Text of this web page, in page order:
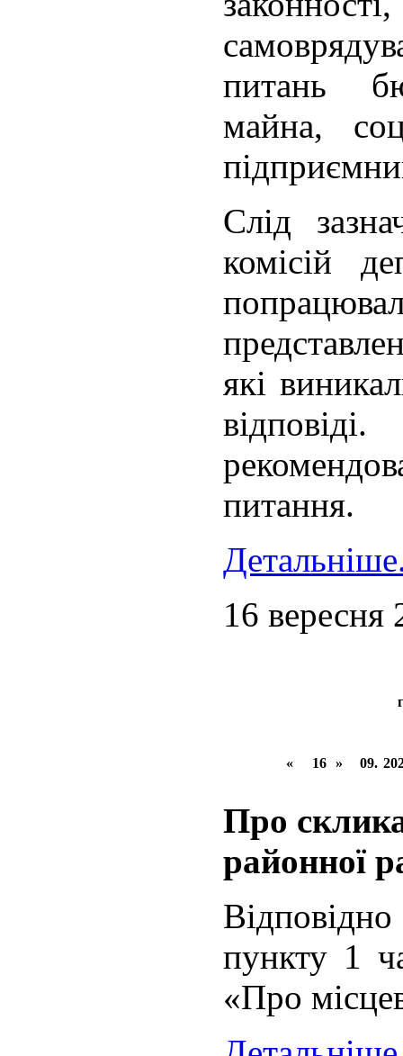
питань
майна,
Слід
комісій
які
питання.
16 вересня
« 16 » 09.
Про
районної
пункту 1
«Про